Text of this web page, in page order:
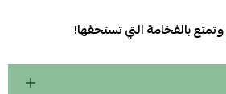
وتمتع بالفخامة التي تستحقها!